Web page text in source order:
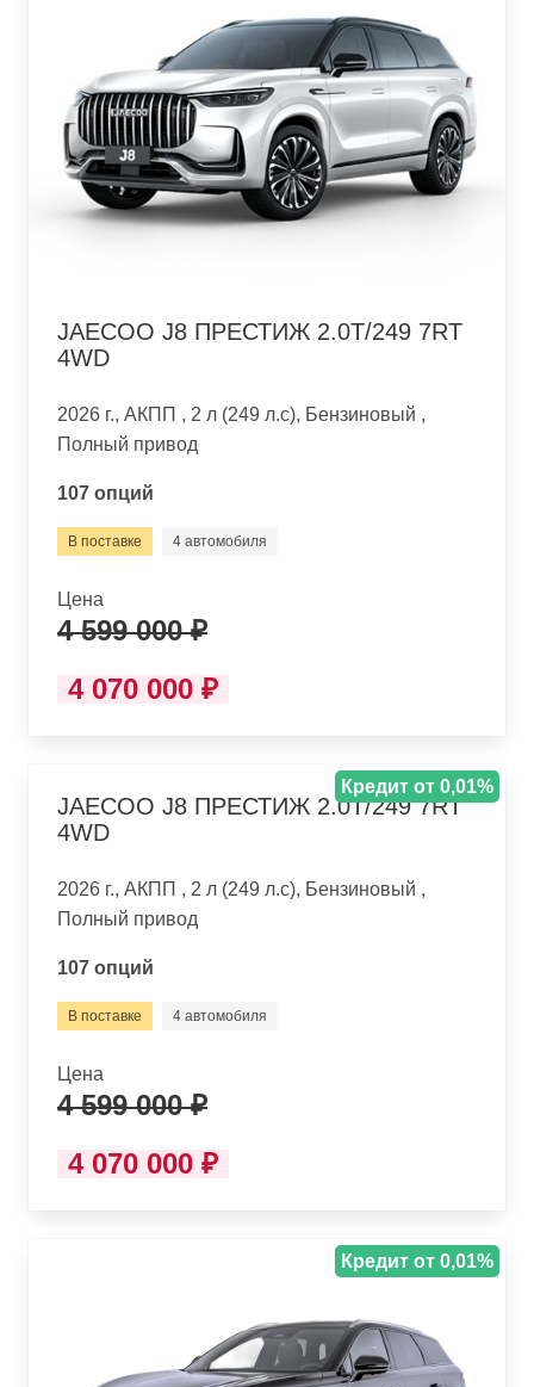
JAECOO J8 ПРЕСТИЖ 2.0T/249 7RT
4WD
2026 г., АКПП , 2 л (249 л.с), Бензиновый ,
Полный привод
107 опций
В поставке 4 автомобиля
Цена
4 599 000 ₽
4 070 000 ₽
Кредит от 0,01%
JAECOO J8 ПРЕСТИЖ 2.0T/249 7RT
4WD
2026 г., АКПП , 2 л (249 л.с), Бензиновый ,
Полный привод
107 опций
В поставке 4 автомобиля
Цена
4 599 000 ₽
4 070 000 ₽
Кредит от 0,01%